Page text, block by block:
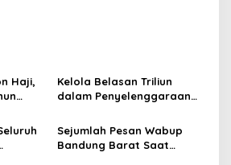
Haji,
Kelola Belasan Triliun
dalam Penyelenggaraan
Gandeng Lembaga Anti
Rasuah
Sejumlah Pesan Wabup
Bandung Barat Saat